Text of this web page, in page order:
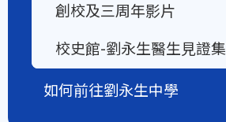
創校及三周年影片
校史館-劉永生醫生見證集
如何前往劉永生中學